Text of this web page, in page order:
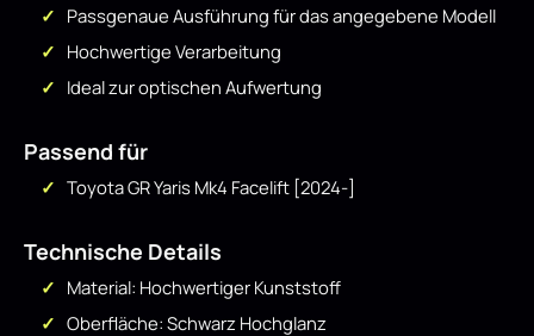
Passgenaue Ausführung für das angegebene Modell
Hochwertige Verarbeitung
Ideal zur optischen Aufwertung
Passend für
Toyota GR Yaris Mk4 Facelift [2024-]
Technische Details
Material: Hochwertiger Kunststoff
Oberfläche: Schwarz Hochglanz